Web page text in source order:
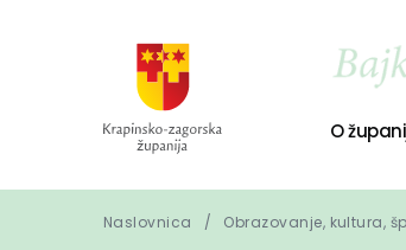
O
Naslovnica Obrazovanje, kultura,